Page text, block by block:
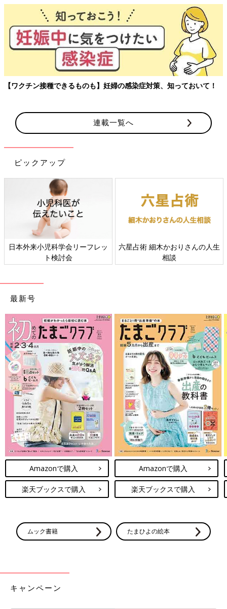
【ワクチン接種できるものも】妊婦の感染症対策、知っておいて！
連載一覧へ
ピックアップ
日本外来小児科学会リーフレッ
ト検討会
六星占術 細木かおりさんの人生
相談
最新号
Amazonで購入
楽天ブックスで購入
Amazonで購入
楽天ブックスで購入
ムック書籍 たまひよの絵本
キャンペーン